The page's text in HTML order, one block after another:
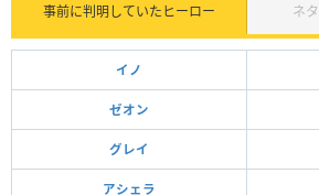
事前に判明していたヒーロー ネ
イノ
ゼオン
グレイ
アシェラ